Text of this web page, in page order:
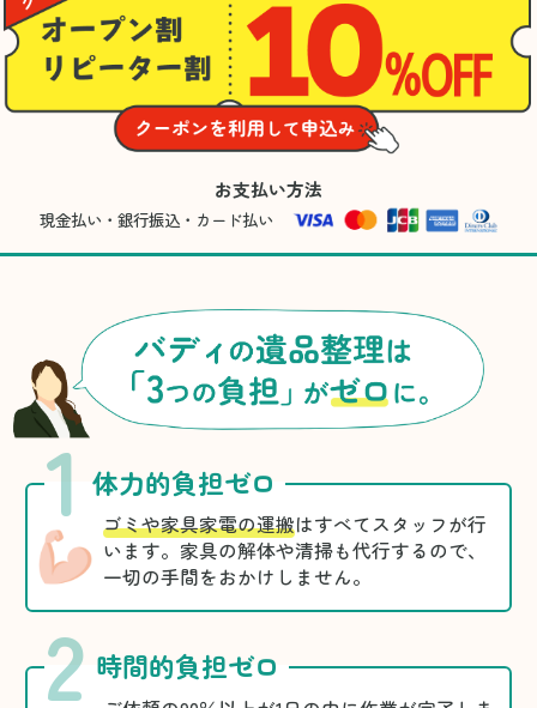
お支払い方法
現金払い・銀行振込・カード払い
1 体力的負担ゼロ
ゴミや家具家電の運搬はすべてスタッフが行
います。家具の解体や清掃も代行するので、
一切の手間をおかけしません。
2 時間的負担ゼロ